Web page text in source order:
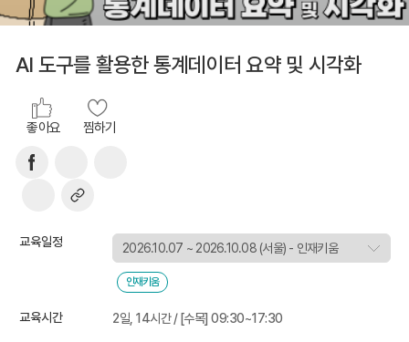
AI 도구를 활용한 통계데이터 요약 및 시각화
좋아요 찜하기
교육일정
인재키움
교육시간 2일, 14시간 / [수목] 09:30~17:30